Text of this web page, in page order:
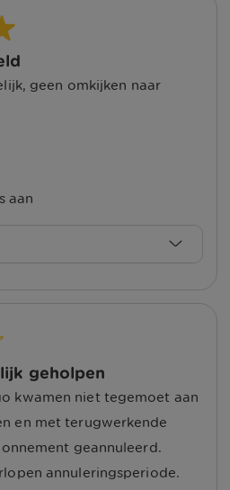
voor het prachtige cijfer
Fijn dat de
naar wens is
kunt u ook in de
geen omkijken naar
aan
cijfer, bedankt
te lezen dat u tevreden
van
groet, Sharon
geholpen
kwamen niet tegemoet aan
en met terugwerkende
geannuleerd.
annuleringsperiode.